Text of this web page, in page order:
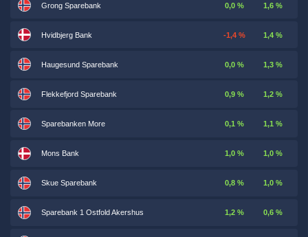
Grong Sparebank 0,0 % 1,6 %
Hvidbjerg Bank -1,4 % 1,4 %
Haugesund Sparebank 0,0 % 1,3 %
Flekkefjord Sparebank 0,9 % 1,2 %
Sparebanken More 0,1 % 1,1 %
Mons Bank 1,0 % 1,0 %
Skue Sparebank 0,8 % 1,0 %
Sparebank 1 Ostfold Akershus 1,2 % 0,6 %